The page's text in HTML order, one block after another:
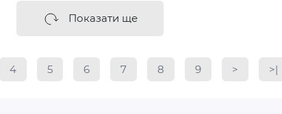
Показати ще
4 5 6 7 8 9 > >|